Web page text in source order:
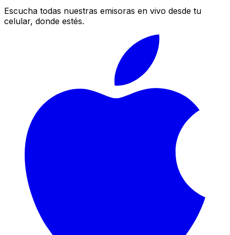
Escucha todas nuestras emisoras en vivo desde tu
celular, donde estés.